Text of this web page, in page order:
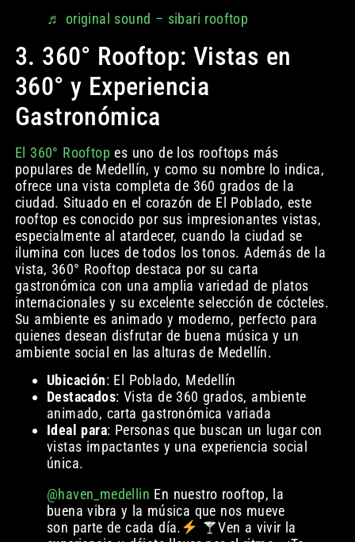
♬ original sound – sibari rooftop
3. 360° Rooftop: Vistas en
360° y Experiencia
Gastronómica
El 360° Rooftop es uno de los rooftops más
populares de Medellín, y como su nombre lo indica,
ofrece una vista completa de 360 grados de la
ciudad. Situado en el corazón de El Poblado, este
rooftop es conocido por sus impresionantes vistas,
especialmente al atardecer, cuando la ciudad se
ilumina con luces de todos los tonos. Además de la
vista, 360° Rooftop destaca por su carta
gastronómica con una amplia variedad de platos
internacionales y su excelente selección de cócteles.
Su ambiente es animado y moderno, perfecto para
quienes desean disfrutar de buena música y un
ambiente social en las alturas de Medellín.
Ubicación: El Poblado, Medellín
Destacados: Vista de 360 grados, ambiente
animado, carta gastronómica variada
Ideal para: Personas que buscan un lugar con
vistas impactantes y una experiencia social
única.
@haven_medellin En nuestro rooftop, la
buena vibra y la música que nos mueve
son parte de cada día.
Ven a vivir la